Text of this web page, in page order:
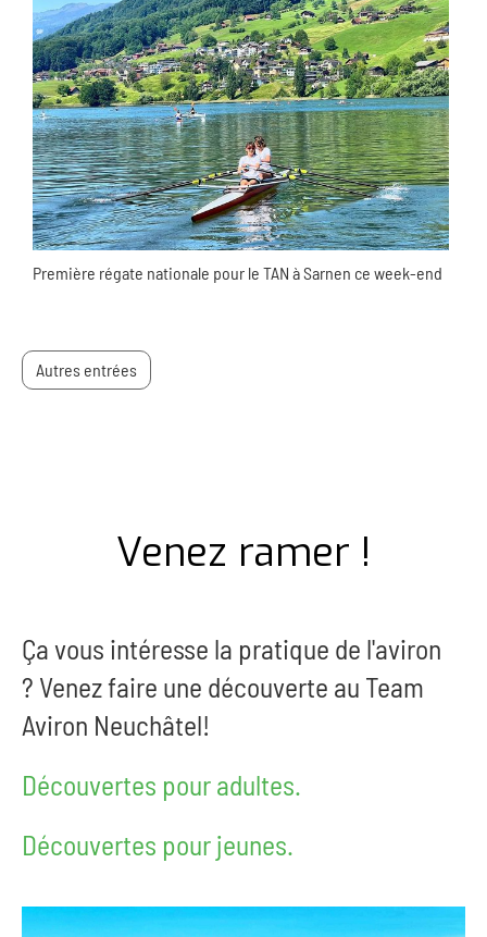
Première régate nationale pour le TAN à Sarnen ce week-end
Autres entrées
Venez ramer !
Ça vous intéresse la pratique de l'aviron
? Venez faire une découverte au Team
Aviron Neuchâtel!
Découvertes pour adultes.
Découvertes pour jeunes.